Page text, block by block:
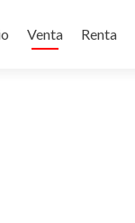
Venta Renta